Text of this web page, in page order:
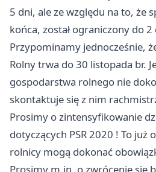
5 dni, ale ze względu na to, że
końca, został ograniczony do 2
Przypominamy jednocześnie,
Rolny trwa do 30 listopada br.
gospodarstwa rolnego nie
skontaktuje się z nim
Prosimy o zintensyfikowanie
dotyczących PSR 2020 ! To już
rolnicy mogą dokonać